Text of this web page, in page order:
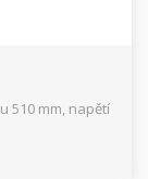
510 mm, napětí